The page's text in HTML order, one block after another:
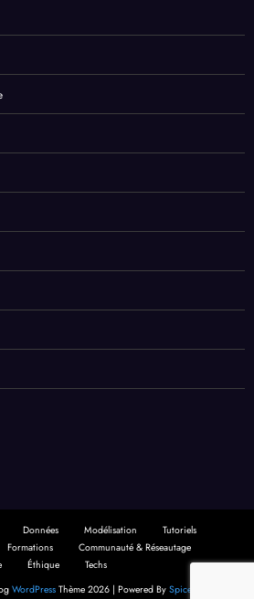
Données Modélisation
Tutoriels
Formations
Communauté & Réseautage
Éthique
Techs
WordPress Thème 2026 | Powered By SpiceThemes